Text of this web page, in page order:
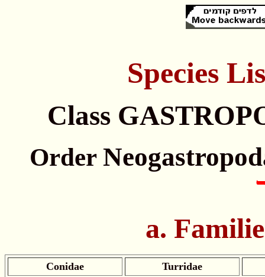
Species
Class
Order
a.
Conidae Turridae